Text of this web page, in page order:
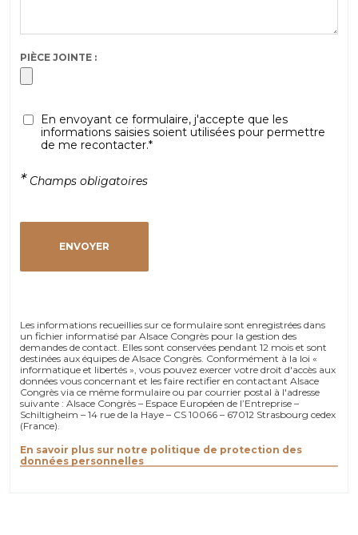
PIÈCE JOINTE :
En envoyant ce formulaire, j'accepte que les
informations saisies soient utilisées pour permettre
de me recontacter.*
* Champs obligatoires
Les informations recueillies sur ce formulaire sont enregistrées dans
un fichier informatisé par Alsace Congrès pour la gestion des
demandes de contact. Elles sont conservées pendant 12 mois et sont
destinées aux équipes de Alsace Congrès. Conformément à la loi «
informatique et libertés », vous pouvez exercer votre droit d'accès aux
données vous concernant et les faire rectifier en contactant Alsace
Congrès via ce même formulaire ou par courrier postal à l'adresse
suivante : Alsace Congrès – Espace Européen de l’Entreprise –
Schiltigheim – 14 rue de la Haye – CS 10066 – 67012 Strasbourg cedex
(France).
En savoir plus sur notre politique de protection des
données personnelles